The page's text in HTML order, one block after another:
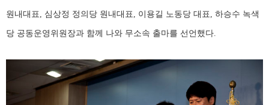
원내대표, 심상정 정의당 원내대표, 이용길 노동당 대표, 하승수 녹색
당 공동운영위원장과 함께 나와 무소속 출마를 선언했다.